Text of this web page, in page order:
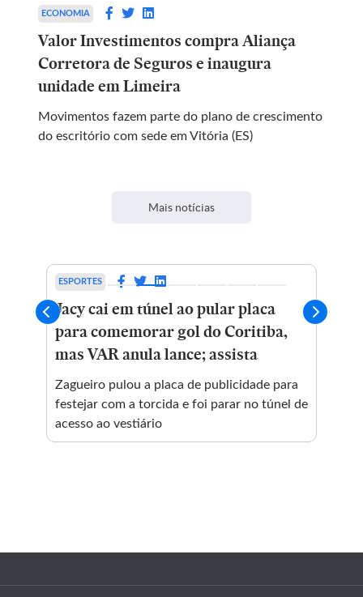
ECONOMIA
Valor Investimentos compra Aliança
Corretora de Seguros e inaugura
unidade em Limeira
Movimentos fazem parte do plano de crescimento
do escritório com sede em Vitória (ES)
Mais notícias
ESPORTES
Jacy cai em túnel ao pular placa
para comemorar gol do Coritiba,
mas VAR anula lance; assista
Zagueiro pulou a placa de publicidade para
festejar com a torcida e foi parar no túnel de
acesso ao vestiário